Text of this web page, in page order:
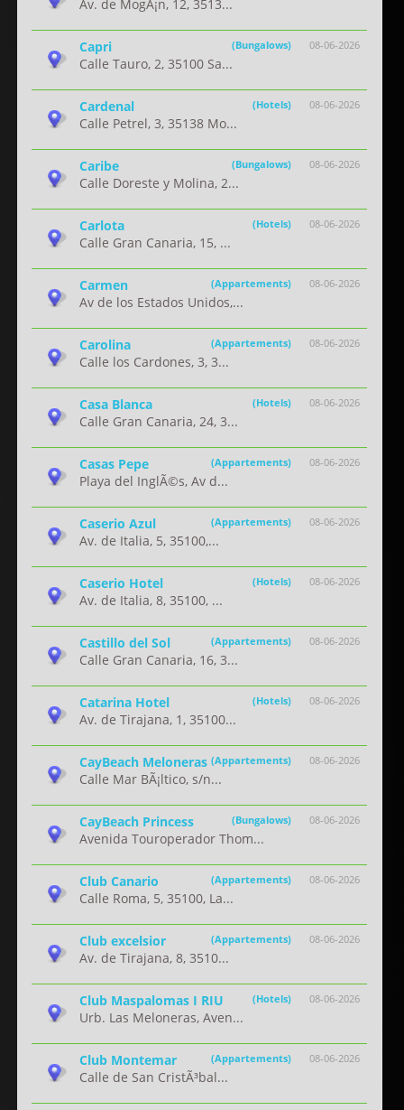
Av. de MogÃ¡n, 12, 3513...
08-06-2026
Capri (Bungalows)
Calle Tauro, 2, 35100 Sa...
08-06-2026
Cardenal (Hotels)
Calle Petrel, 3, 35138 Mo...
08-06-2026
Caribe (Bungalows)
Calle Doreste y Molina, 2...
08-06-2026
Carlota (Hotels)
Calle Gran Canaria, 15, ...
08-06-2026
Carmen (Appartements)
Av de los Estados Unidos,...
08-06-2026
Carolina (Appartements)
Calle los Cardones, 3, 3...
08-06-2026
Casa Blanca (Hotels)
Calle Gran Canaria, 24, 3...
08-06-2026
Casas Pepe (Appartements)
Playa del InglÃ©s, Av d...
08-06-2026
Caserio Azul (Appartements)
Av. de Italia, 5, 35100,...
08-06-2026
Caserio Hotel (Hotels)
Av. de Italia, 8, 35100, ...
08-06-2026
Castillo del Sol (Appartements)
Calle Gran Canaria, 16, 3...
08-06-2026
Catarina Hotel (Hotels)
Av. de Tirajana, 1, 35100...
08-06-2026
CayBeach Meloneras (Appartements)
Calle Mar BÃ¡ltico, s/n...
08-06-2026
CayBeach Princess (Bungalows)
Avenida Touroperador Thom...
08-06-2026
Club Canario (Appartements)
Calle Roma, 5, 35100, La...
08-06-2026
Club excelsior (Appartements)
Av. de Tirajana, 8, 3510...
08-06-2026
Club Maspalomas I RIU (Hotels)
Urb. Las Meloneras, Aven...
08-06-2026
Club Montemar (Appartements)
Calle de San CristÃ³bal...